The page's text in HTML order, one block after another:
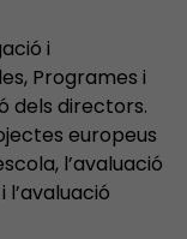
i
Programes i
dels directors.
europeus
l’avaluació
l’avaluació